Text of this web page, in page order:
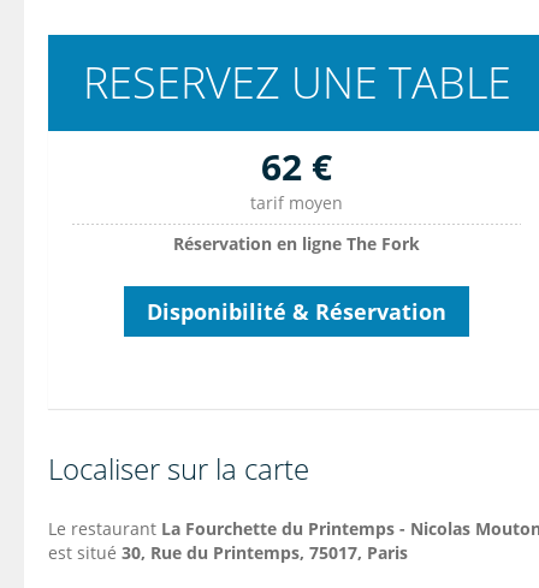
RESERVEZ UNE TABLE
62 €
tarif moyen
Réservation en ligne The Fork
Disponibilité & Réservation
Localiser sur la carte
Le restaurant La Fourchette du Printemps - Nicolas
est situé 30, Rue du Printemps, 75017, Paris